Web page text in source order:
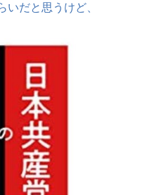
いだと思うけど、